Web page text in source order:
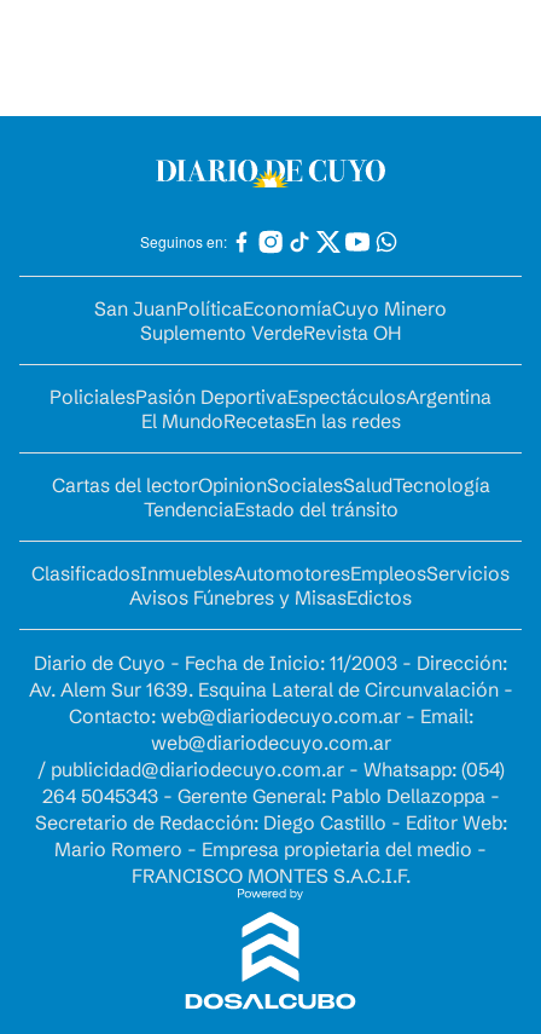
Seguinos en:
San JuanPolíticaEconomíaCuyo Minero
Suplemento VerdeRevista OH
PolicialesPasión DeportivaEspectáculosArgentina
El MundoRecetasEn las redes
Cartas del lectorOpinionSocialesSaludTecnología
TendenciaEstado del tránsito
ClasificadosInmueblesAutomotoresEmpleosServicios
Avisos Fúnebres y MisasEdictos
Diario de Cuyo - Fecha de Inicio: 11/2003 - Dirección:
Av. Alem Sur 1639. Esquina Lateral de Circunvalación -
Contacto: web@diariodecuyo.com.ar- Email:
web@diariodecuyo.com.ar
/ publicidad@diariodecuyo.com.ar- Whatsapp: (054)
264 5045343 - Gerente General: Pablo Dellazoppa -
Secretario de Redacción: Diego Castillo - Editor Web:
Mario Romero - Empresa propietaria del medio -
FRANCISCO MONTES S.A.C.I.F.